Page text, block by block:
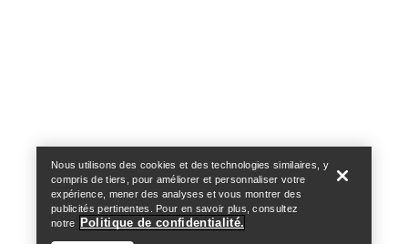
Nous utilisons des cookies et des technologies similaires, y
compris de tiers, pour améliorer et personnaliser votre
expérience, mener des analyses et vous montrer des
publicités pertinentes. Pour en savoir plus, consultez
notre
Politique de confidentialité.